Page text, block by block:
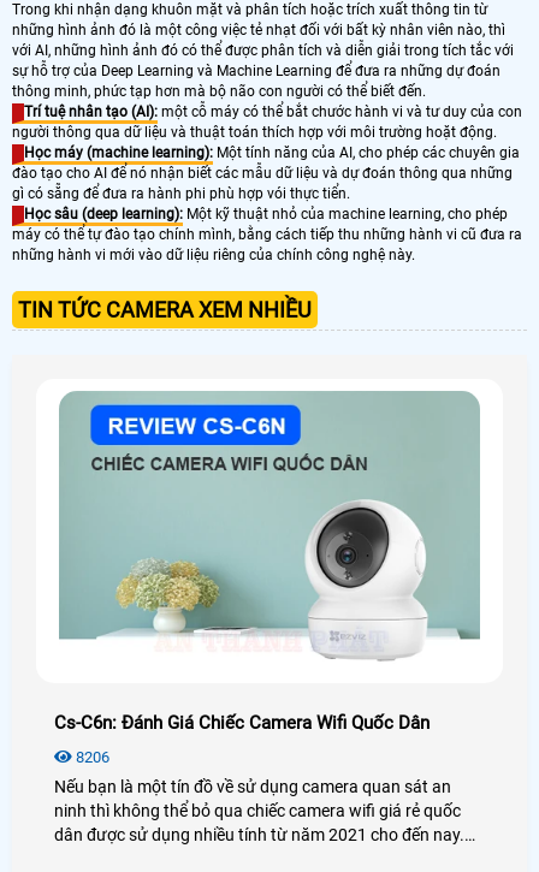
Trong khi nhận dạng khuôn mặt và phân tích hoặc trích xuất thông tin từ
những hình ảnh đó là một công việc tẻ nhạt đối với bất kỳ nhân viên nào, thì
với AI, những hình ảnh đó có thể được phân tích và diễn giải trong tích tắc với
sự hỗ trợ của Deep Learning và Machine Learning để đưa ra những dự đoán
thông minh, phức tạp hơn mà bộ não con người có thể biết đến.
Trí tuệ nhân tạo (AI): một cỗ máy có thể bắt chước hành vi và tư duy của con
người thông qua dữ liệu và thuật toán thích hợp với môi trường hoặt động.
Học máy (machine learning): Một tính năng của AI, cho phép các chuyên gia
đào tạo cho AI để nó nhận biết các mẫu dữ liệu và dự đoán thông qua những
gì có sẵng để đưa ra hành phi phù hợp vói thực tiển.
Học sâu (deep learning): Một kỹ thuật nhỏ của machine learning, cho phép
máy có thể tự đào tạo chính mình, bằng cách tiếp thu những hành vi cũ đưa ra
những hành vi mới vào dữ liệu riêng của chính công nghệ này.
TIN TỨC CAMERA XEM NHIỀU
Cs-C6n: Đánh Giá Chiếc Camera Wifi Quốc Dân
8206
Nếu bạn là một tín đồ về sử dụng camera quan sát an
ninh thì không thể bỏ qua chiếc camera wifi giá rẻ quốc
dân được sử dụng nhiều tính từ năm 2021 cho đến nay.